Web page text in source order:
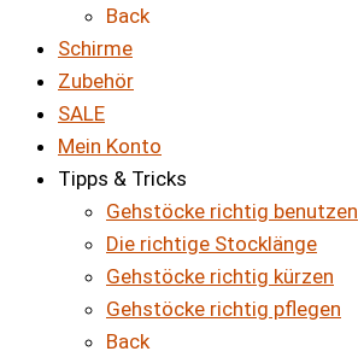
Back
Schirme
Zubehör
SALE
Mein Konto
Tipps & Tricks
Gehstöcke richtig benutzen
Die richtige Stocklänge
Gehstöcke richtig kürzen
Gehstöcke richtig pflegen
Back